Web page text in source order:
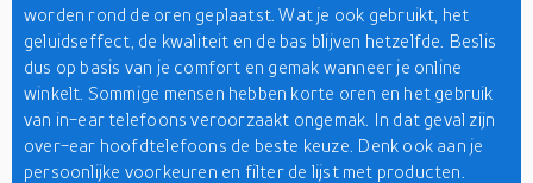
worden rond de oren geplaatst. Wat je ook gebruikt, het
geluidseffect, de kwaliteit en de bas blijven hetzelfde. Beslis
dus op basis van je comfort en gemak wanneer je online
winkelt. Sommige mensen hebben korte oren en het gebruik
van in-ear telefoons veroorzaakt ongemak. In dat geval zijn
over-ear hoofdtelefoons de beste keuze. Denk ook aan je
persoonlijke voorkeuren en filter de lijst met producten.